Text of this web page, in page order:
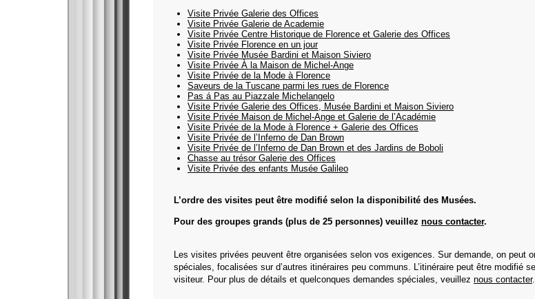
Visite Privée Galerie des Offices
Visite Privée Galerie de Academie
Visite Privée Centre Historique de Florence et Galerie des Offices
Visite Privée Florence en un jour
Visite Privée Musée Bardini et Maison Siviero
Visite Privée À la Maison de Michel-Ange
Visite Privée de la Mode à Florence
Saveurs de la Tuscane parmi les rues de Florence
Pas á Pas au Piazzale Michelangelo
Visite Privée Galerie des Offices, Musée Bardini et Maison Siviero
Visite Privée Maison de Michel-Ange et Galerie de l’Académie
Visite Privée de la Mode à Florence + Galerie des Offices
Visite Privée de l’Inferno de Dan Brown
Visite Privée de l’Inferno de Dan Brown et des Jardins de Boboli
Chasse au trésor Galerie des Offices
Visite Privée des enfants Musée Galileo
L’ordre des visites peut être modifié selon la disponibilité des Musées.
Pour des groupes grands (plus de 25 personnes) veuillez nous contacter.
Les visites privées peuvent être organisées selon vos exigences. Sur demande, on peut
spéciales, focalisées sur d’autres itinéraires peu communs. L’itinéraire peut être modifié
visiteur. Pour plus de détails et quelconques demandes spéciales, veuillez nous contacter.